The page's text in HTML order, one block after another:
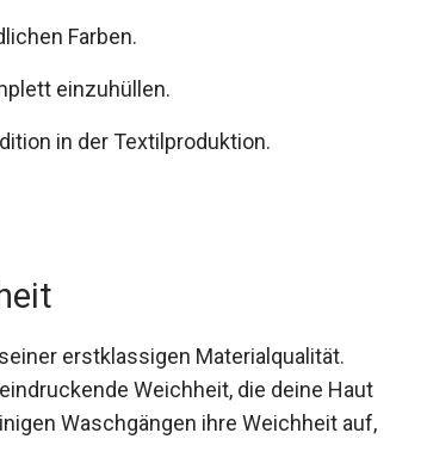
Farben.
einzuhüllen.
in der Textilproduktion.
erstklassigen Materialqualität.
Weichheit, die deine Haut
Waschgängen ihre Weichheit auf,